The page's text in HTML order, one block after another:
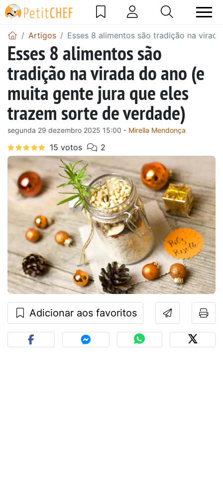
Artigos Esses 8 alimentos são tradição na
Esses 8 alimentos são
tradição na virada do ano (e
muita gente jura que eles
trazem sorte de verdade)
segunda 29 dezembro 2025 15:00 - Mirella Mendonça
Adicionar aos favoritos